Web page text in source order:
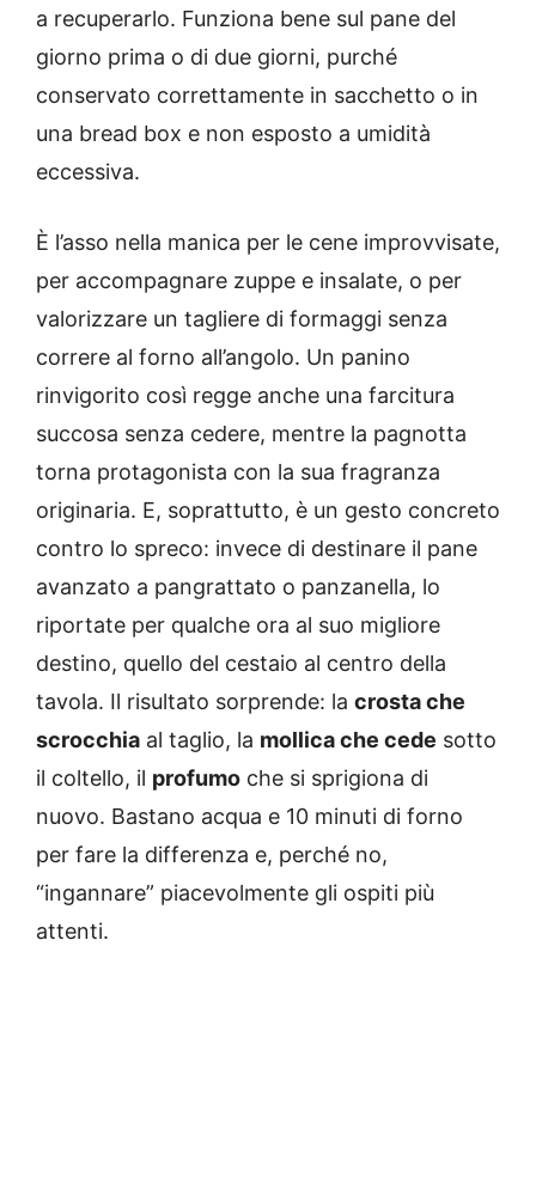
a recuperarlo. Funziona bene sul pane del
giorno prima o di due giorni, purché
conservato correttamente in sacchetto o in
una bread box e non esposto a umidità
eccessiva.
È l’asso nella manica per le cene improvvisate,
per accompagnare zuppe e insalate, o per
valorizzare un tagliere di formaggi senza
correre al forno all’angolo. Un panino
rinvigorito così regge anche una farcitura
succosa senza cedere, mentre la pagnotta
torna protagonista con la sua fragranza
originaria. E, soprattutto, è un gesto concreto
contro lo spreco: invece di destinare il pane
avanzato a pangrattato o panzanella, lo
riportate per qualche ora al suo migliore
destino, quello del cestaio al centro della
tavola. Il risultato sorprende: la crosta che
scrocchia al taglio, la mollica che cede sotto
il coltello, il profumo che si sprigiona di
nuovo. Bastano acqua e 10 minuti di forno
per fare la differenza e, perché no,
“ingannare” piacevolmente gli ospiti più
attenti.